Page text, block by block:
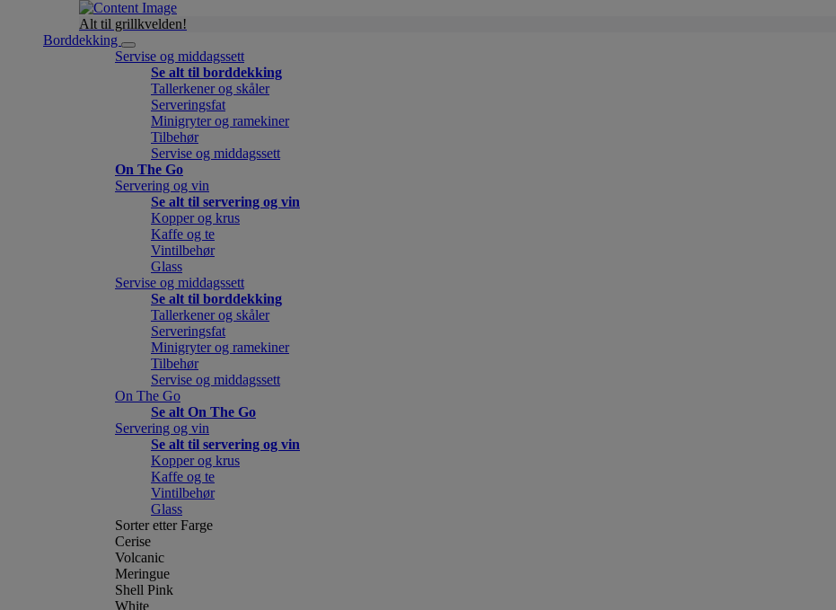
Alt til grillkvelden!
Borddekking
Servise og middagssett
Se alt til borddekking
Tallerkener og skåler
Serveringsfat
Minigryter og ramekiner
Tilbehør
Servise og middagssett
On The Go
Servering og vin
Se alt til servering og vin
Kopper og krus
Kaffe og te
Vintilbehør
Glass
Servise og middagssett
Se alt til borddekking
Tallerkener og skåler
Serveringsfat
Minigryter og ramekiner
Tilbehør
Servise og middagssett
On The Go
Se alt On The Go
Servering og vin
Se alt til servering og vin
Kopper og krus
Kaffe og te
Vintilbehør
Glass
Sorter etter Farge
Cerise
Volcanic
Meringue
Shell Pink
White